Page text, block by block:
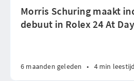
Morris Schuring maakt
debuut in Rolex 24 At
6 maanden geleden • 4 min leestijd